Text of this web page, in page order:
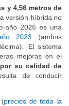
y 4,56 metros de
versión híbrida no
año 2026 es una
2023 (ambos
El sistema
mejoras en el
su calidad de
de conducir
(precios de toda la